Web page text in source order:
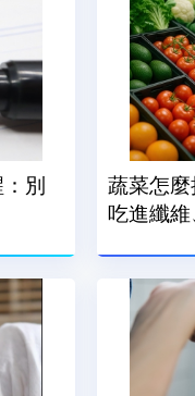
別
蔬菜怎
吃進纖